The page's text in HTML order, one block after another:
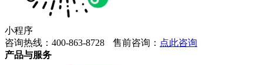
小程序
咨询热线：400-863-8728
售前咨询： 点此咨询
产品与服务